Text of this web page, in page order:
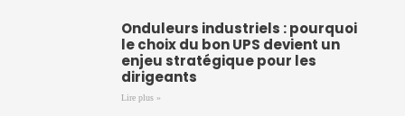
Onduleurs industriels : pourquoi
le choix du bon UPS devient un
enjeu stratégique pour les
dirigeants
Lire plus »